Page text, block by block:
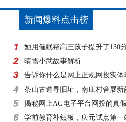
新闻爆料点击榜
她用催眠帮高三孩子提升了130
晴雪小武故事解析
告诉你什么是网上正规网投实体
同步在线平台
茶山古道寻旧址，南庄村舍展新
揭秘网上AG电子平台网投的真
没得商
学前教育补短板，庆元试点第一